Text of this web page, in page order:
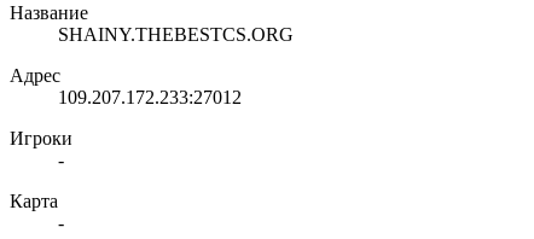
Название
SHAINY.THEBESTCS.ORG
Адрес
109.207.172.233:27012
Игроки
-
Карта
-